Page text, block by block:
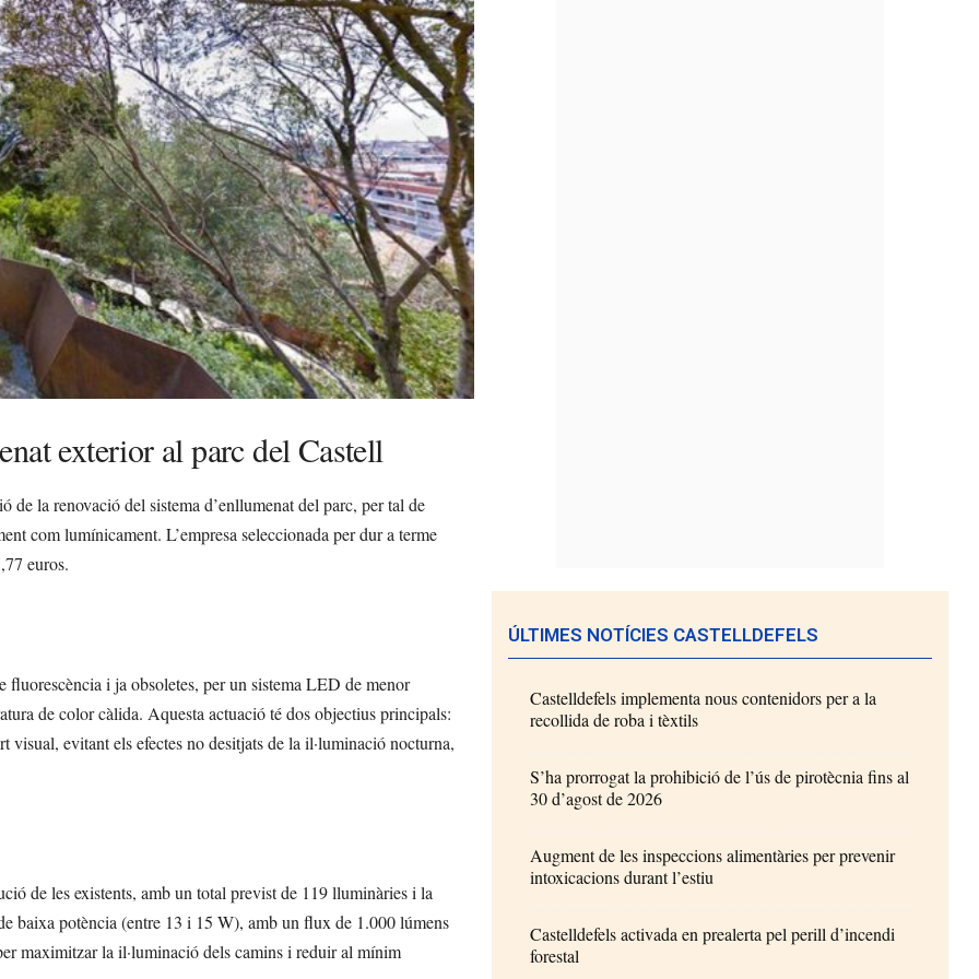
exterior al parc del Castell
la renovació del sistema d’enllumenat del parc, per tal de
com lumínicament. L’empresa seleccionada per dur a terme
euros.
i ja obsoletes, per un sistema LED de menor
de color càlida. Aquesta actuació té dos objectius principals:
evitant els efectes no desitjats de la il·luminació nocturna,
de les existents, amb un total previst de 119 lluminàries i la
baixa potència (entre 13 i 15 W), amb un flux de 1.000 lúmens
maximitzar la il·luminació dels camins i reduir al mínim
ÚLTIMES NOTÍCIES CASTELLDEFELS
Castelldefels implementa nous contenidors per a la
recollida de roba i tèxtils
S’ha prorrogat la prohibició de l’ús de pirotècnia fins al
30 d’agost de 2026
Augment de les inspeccions alimentàries per prevenir
intoxicacions durant l’estiu
Castelldefels activada en prealerta pel perill d’incendi
forestal